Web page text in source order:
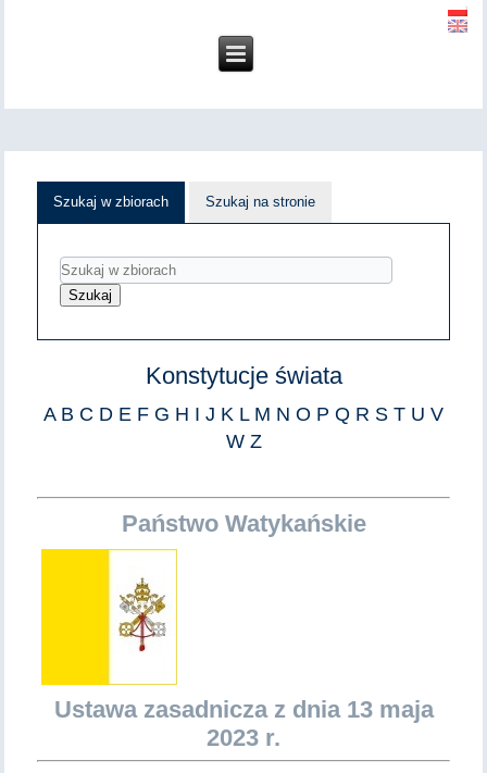
Szukaj w zbiorach Szukaj na stronie
Konstytucje świata
A B C D E F G H I J K L M N O P Q R S T U V
W Z
Państwo Watykańskie
Ustawa zasadnicza z dnia 13 maja
2023 r.